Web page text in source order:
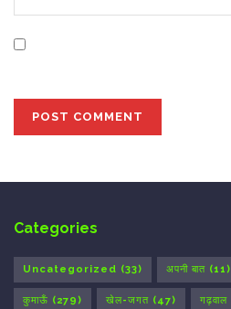
Categories
Uncategorized (33) अपनी बात (11)
कुमाऊँ (279) खेल-जगत (47) गढ़वाल